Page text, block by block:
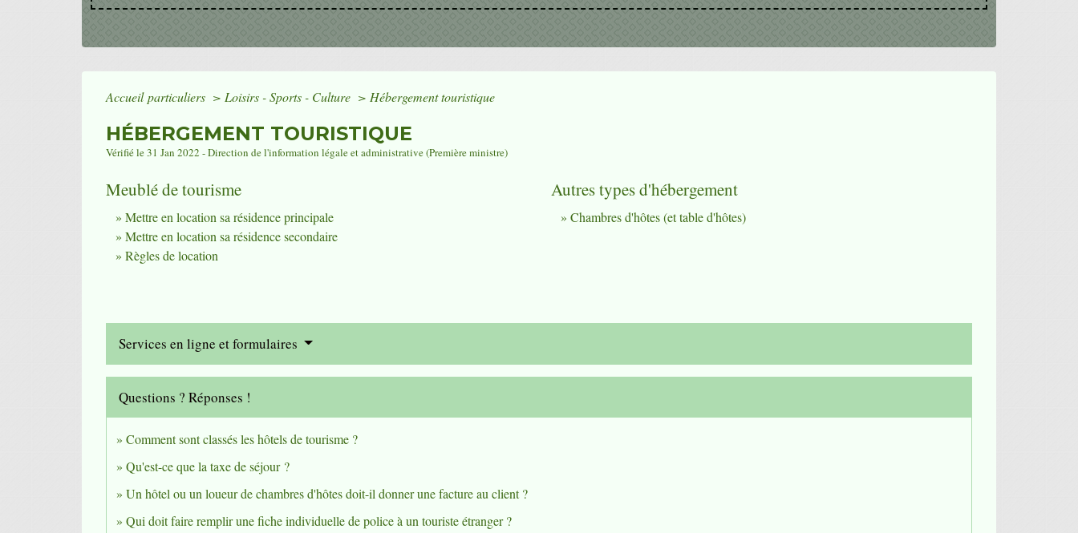
Accueil particuliers > Loisirs - Sports - Culture > Hébergement touristique
HÉBERGEMENT TOURISTIQUE
Vérifié le 31 Jan 2022 - Direction de l'information légale et administrative (Première ministre)
Meublé de tourisme
Mettre en location sa résidence principale
Mettre en location sa résidence secondaire
Règles de location
Autres types d'hébergement
Chambres d'hôtes (et table d'hôtes)
Services en ligne et formulaires
Questions ? Réponses !
Comment sont classés les hôtels de tourisme ?
Qu'est-ce que la taxe de séjour ?
Un hôtel ou un loueur de chambres d'hôtes doit-il donner une facture au client ?
Qui doit faire remplir une fiche individuelle de police à un touriste étranger ?